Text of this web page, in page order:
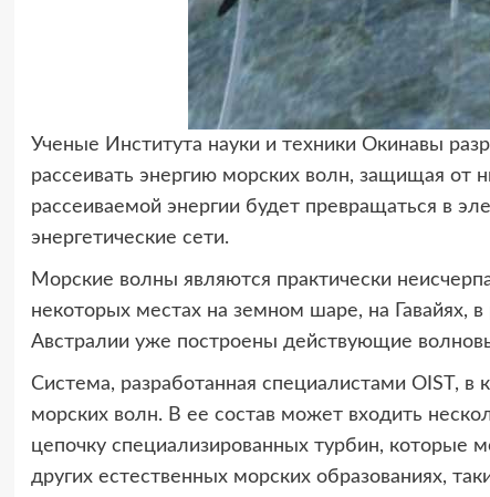
Ученые Института науки и техники Окинавы
рассеивать энергию морских волн, защищая
рассеиваемой энергии будет превращаться в
энергетические сети.
Морские волны являются практически
некоторых местах на земном шаре, на Гавайях,
Австралии уже построены действующие
Система, разработанная специалистами OIST, в
морских волн. В ее состав может входить
цепочку специализированных турбин, которые
других естественных морских образованиях,